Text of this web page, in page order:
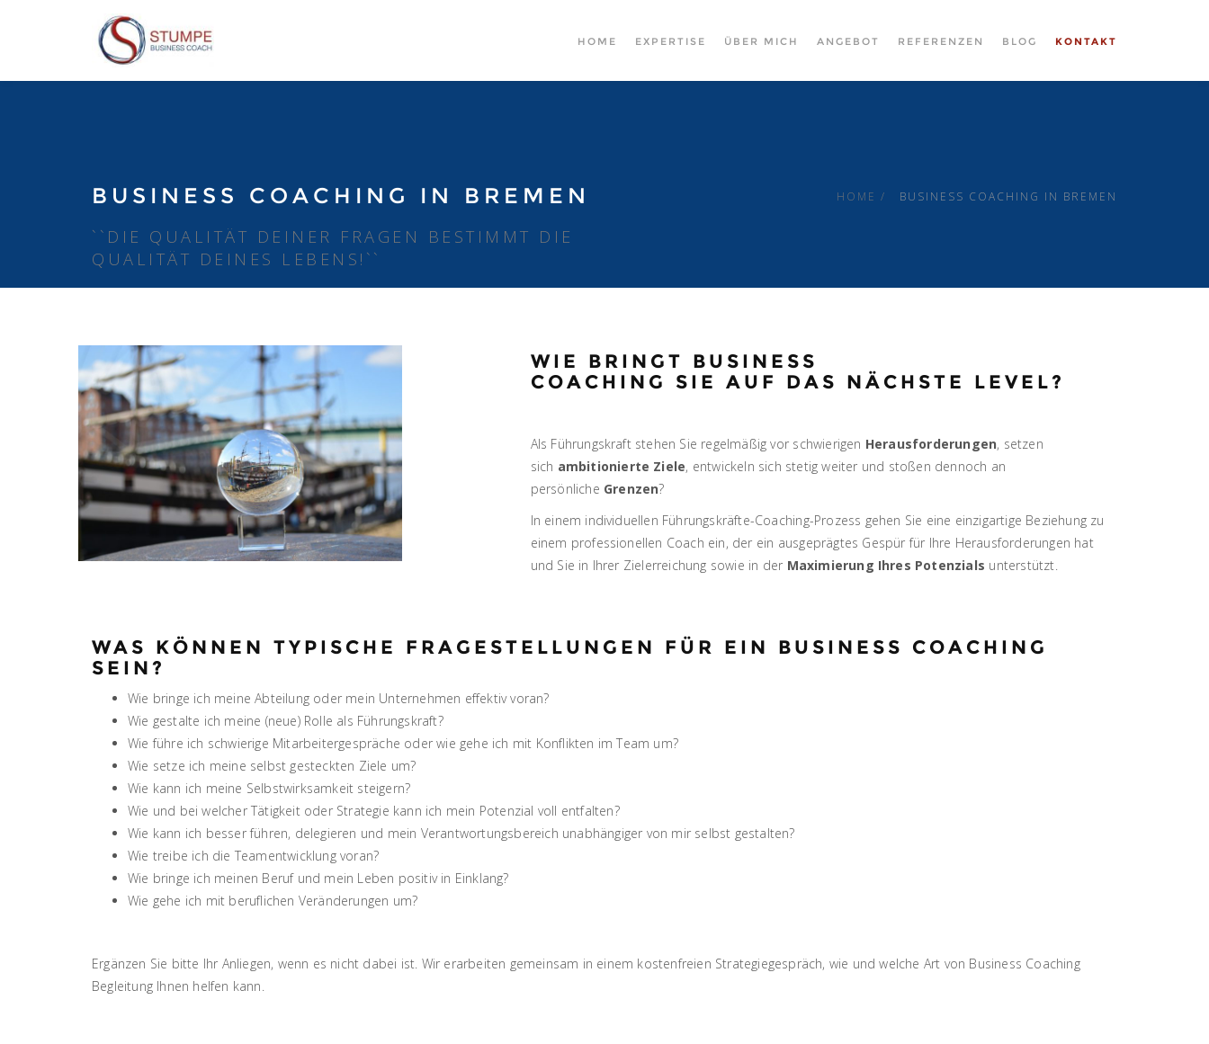
HOME EXPERTISE ÜBER MICH ANGEBOT REFERENZEN BLOG KONTAKT
BUSINESS COACHING IN BREMEN
``DIE QUALITÄT DEINER FRAGEN BESTIMMT DIE
QUALITÄT DEINES LEBENS!``
HOME BUSINESS COACHING IN BREMEN
WIE BRINGT BUSINESS
COACHING SIE AUF DAS NÄCHSTE LEVEL?
Als Führungskraft stehen Sie regelmäßig vor schwierigen Herausforderungen, setzen
sich ambitionierte Ziele, entwickeln sich stetig weiter und stoßen dennoch an
persönliche Grenzen?
In einem individuellen Führungskräfte-Coaching-Prozess gehen Sie eine einzigartige Beziehung zu
einem professionellen Coach ein, der ein ausgeprägtes Gespür für Ihre Herausforderungen hat
und Sie in Ihrer Zielerreichung sowie in der Maximierung Ihres Potenzials unterstützt.
WAS KÖNNEN TYPISCHE FRAGESTELLUNGEN FÜR EIN BUSINESS COACHING
SEIN?
Wie bringe ich meine Abteilung oder mein Unternehmen effektiv voran?
Wie gestalte ich meine (neue) Rolle als Führungskraft?
Wie führe ich schwierige Mitarbeitergespräche oder wie gehe ich mit Konflikten im Team um?
Wie setze ich meine selbst gesteckten Ziele um?
Wie kann ich meine Selbstwirksamkeit steigern?
Wie und bei welcher Tätigkeit oder Strategie kann ich mein Potenzial voll entfalten?
Wie kann ich besser führen, delegieren und mein Verantwortungsbereich unabhängiger von mir selbst gestalten?
Wie treibe ich die Teamentwicklung voran?
Wie bringe ich meinen Beruf und mein Leben positiv in Einklang?
Wie gehe ich mit beruflichen Veränderungen um?
Ergänzen Sie bitte Ihr Anliegen, wenn es nicht dabei ist. Wir erarbeiten gemeinsam in einem kostenfreien Strategiegespräch, wie und welche Art von Business Coaching
Begleitung Ihnen helfen kann.